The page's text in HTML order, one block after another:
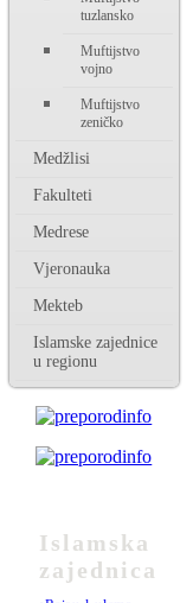
tuzlansko
Muftijstvo
vojno
Muftijstvo
zeničko
Medžlisi
Fakulteti
Medrese
Vjeronauka
Mekteb
Islamske zajednice
u regionu
Islamska
zajednica